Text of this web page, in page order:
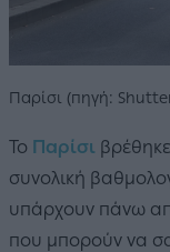
Παρίσι (πηγή:
Το Παρίσι
συνολική
υπάρχουν πάνω
που μπορούν να